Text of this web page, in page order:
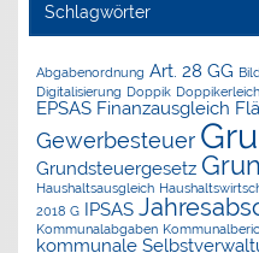
Schlagwörter
Abgabenordnung Art. 28 GG
Digitalisierung Doppik
EPSAS Finanzausgleich
Gewerbesteuer
Grundsteuergesetz
Haushaltsausgleich
2018 G IPSAS
Kommunalabgaben
kommunale